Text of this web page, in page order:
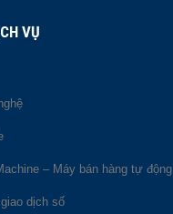
VỤ
– Máy bán hàng tự động
dịch số